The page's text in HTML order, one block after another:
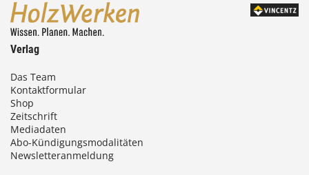
Verlag
Das Team
Kontaktformular
Shop
Zeitschrift
Mediadaten
Abo-Kündigungsmodalitäten
Newsletteranmeldung